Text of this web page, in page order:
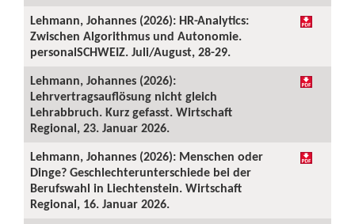
Lehmann, Johannes (2026): HR-Analytics:
Zwischen Algorithmus und Autonomie.
personalSCHWEIZ. Juli/August, 28-29.
Lehmann, Johannes (2026):
Lehrvertragsauflösung nicht gleich
Lehrabbruch. Kurz gefasst. Wirtschaft
Regional, 23. Januar 2026.
Lehmann, Johannes (2026): Menschen oder
Dinge? Geschlechterunterschiede bei der
Berufswahl in Liechtenstein. Wirtschaft
Regional, 16. Januar 2026.